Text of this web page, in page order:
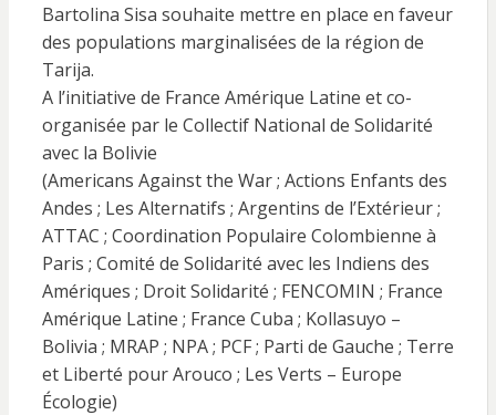
Bartolina Sisa souhaite mettre en place en faveur
des populations marginalisées de la région de
Tarija.
A l’initiative de France Amérique Latine et co-
organisée par le Collectif National de Solidarité
avec la Bolivie
(Americans Against the War ; Actions Enfants des
Andes ; Les Alternatifs ; Argentins de l’Extérieur ;
ATTAC ; Coordination Populaire Colombienne à
Paris ; Comité de Solidarité avec les Indiens des
Amériques ; Droit Solidarité ; FENCOMIN ; France
Amérique Latine ; France Cuba ; Kollasuyo –
Bolivia ; MRAP ; NPA ; PCF ; Parti de Gauche ; Terre
et Liberté pour Arouco ; Les Verts – Europe
Écologie)